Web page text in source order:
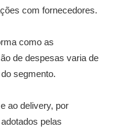
com fornecedores.
como as
de despesas varia de
segmento.
ao delivery, por
pelas